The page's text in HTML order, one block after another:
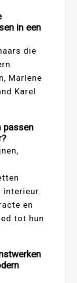
in een
die
Marlene
Karel
passen
interieur.
en
tot hun